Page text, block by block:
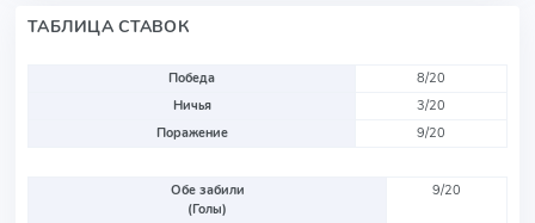
ТАБЛИЦА СТАВОК
Победа
8/20
Ничья
3/20
Поражение
9/20
Обе забили
(Голы)
9/20